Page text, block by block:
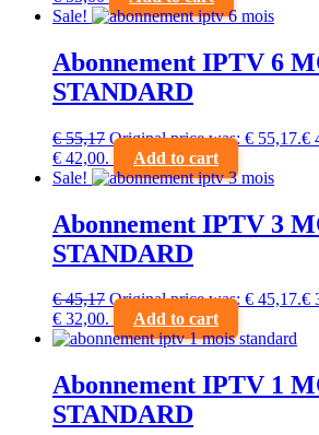
Sale!
Abonnement IPTV 6
STANDARD
€55,17 Original price was: € 55,17.€
€ 42,00.
Add to cart
Sale!
Abonnement IPTV 3
STANDARD
€45,17 Original price was: € 45,17.€
€ 32,00.
Add to cart
Abonnement IPTV 1
STANDARD